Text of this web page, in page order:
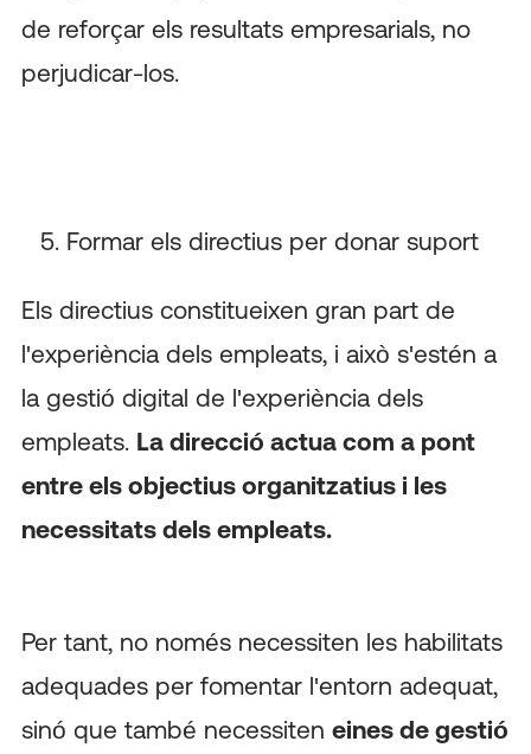
de reforçar els resultats empresarials, no
perjudicar-los.
Formar els directius per donar suport
Els directius constitueixen gran part de
l'experiència dels empleats, i això s'estén a
la gestió digital de l'experiència dels
empleats. La direcció actua com a pont
entre els objectius organitzatius i les
necessitats dels empleats.
Per tant, no només necessiten les habilitats
adequades per fomentar l'entorn adequat,
sinó que també necessiten eines de gestió